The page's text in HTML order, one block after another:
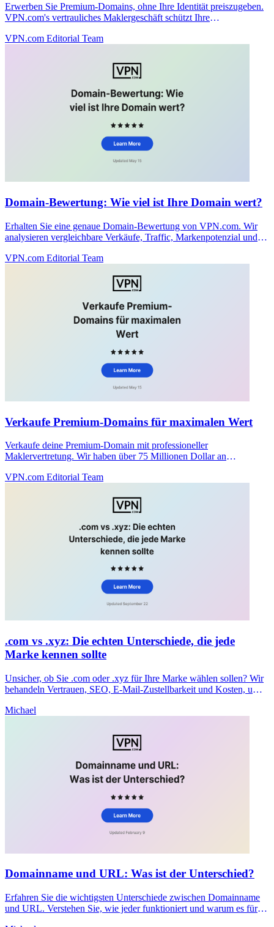
Erwerben Sie Premium-Domains, ohne Ihre Identität preiszugeben.
VPN.com's vertrauliches Maklergeschäft schützt Ihre
VPN.com Editorial Team
Domain-Bewertung: Wie viel ist Ihre Domain wert?
Erhalten Sie eine genaue Domain-Bewertung von VPN.com. Wir
analysieren vergleichbare Verkäufe, Traffic, Markenpotenzial und
VPN.com Editorial Team
Verkaufe Premium-Domains für maximalen Wert
Verkaufe deine Premium-Domain mit professioneller
Maklervertretung. Wir haben über 75 Millionen Dollar an
Gebühren im Voraus.
VPN.com Editorial Team
.com vs .xyz: Die echten Unterschiede, die jede
Marke kennen sollte
Unsicher, ob Sie .com oder .xyz für Ihre Marke wählen sollen? Wir
behandeln Vertrauen, SEO, E-Mail-Zustellbarkeit und Kosten, um
Michael
Domainname und URL: Was ist der Unterschied?
Erfahren Sie die wichtigsten Unterschiede zwischen Domainname
und URL. Verstehen Sie, wie jeder funktioniert und warum es für